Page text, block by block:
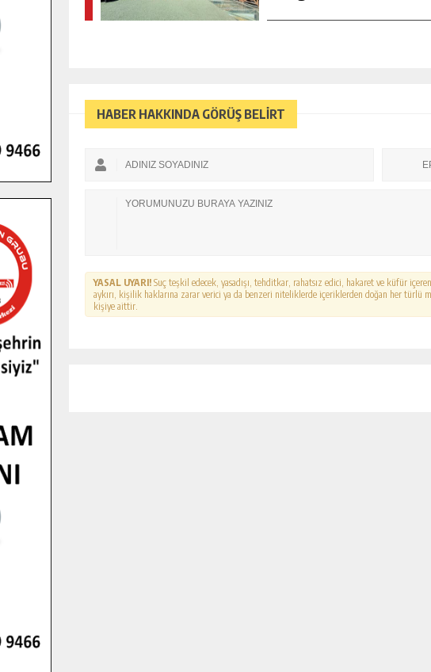
HABER HAKKINDA GÖRÜŞ BELİRT
YASAL UYARI! Suç teşkil edecek, yasadışı, tehditkar, rahatsız edici, hakaret ve küfür
aykırı, kişilik haklarına zarar verici ya da benzeri niteliklerde içeriklerden doğan her türlü
kişiye aittir.